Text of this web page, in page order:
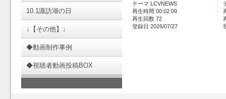
10.1諏訪湖の日
↓【その他】↓
◆動画制作事例
◆視聴者動画投稿BOX
テーマ LCVNEWS
再生時間 00:02:09
再生回数 72
登録日 2026/07/27